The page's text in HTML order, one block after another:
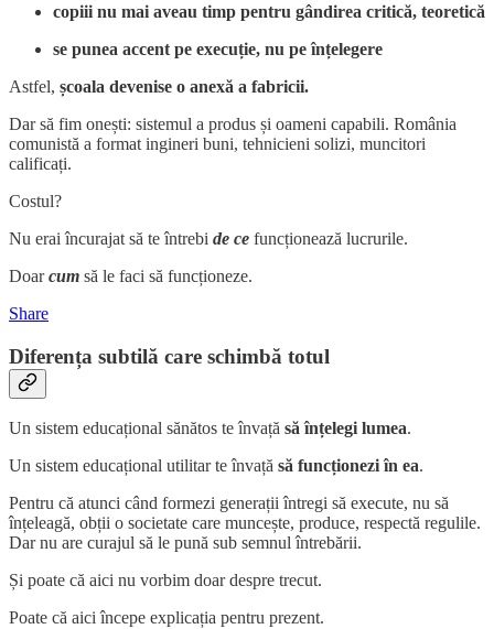
copiii nu mai aveau timp pentru gândirea critică, teoretică
se punea accent pe execuție, nu pe înțelegere
Astfel, școala devenise o anexă a fabricii.
Dar să fim onești: sistemul a produs și oameni capabili. România
comunistă a format ingineri buni, tehnicieni solizi, muncitori
calificați.
Costul?
Nu erai încurajat să te întrebi de ce funcționează lucrurile.
Doarcum să le faci să funcționeze.
Share
Diferența subtilă care schimbă totul
Un sistem educațional sănătos te învață să înțelegi lumea.
Un sistem educațional utilitar te învață să funcționezi în ea.
Pentru că atunci când formezi generații întregi să execute, nu să
înțeleagă, obții o societate care muncește, produce, respectă regulile.
Dar nu are curajul să le pună sub semnul întrebării.
Și poate că aici nu vorbim doar despre trecut.
Poate că aici începe explicația pentru prezent.